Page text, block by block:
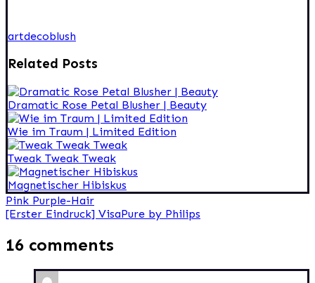
artdecoblush
Related Posts
Dramatic Rose Petal Blusher | Beauty
Wie im Traum | Limited Edition
Tweak Tweak Tweak
Magnetischer Hibiskus
Beitragsnavigation
Pink Purple-Hair
[Erster Eindruck] VisaPure by Philips
16 comments